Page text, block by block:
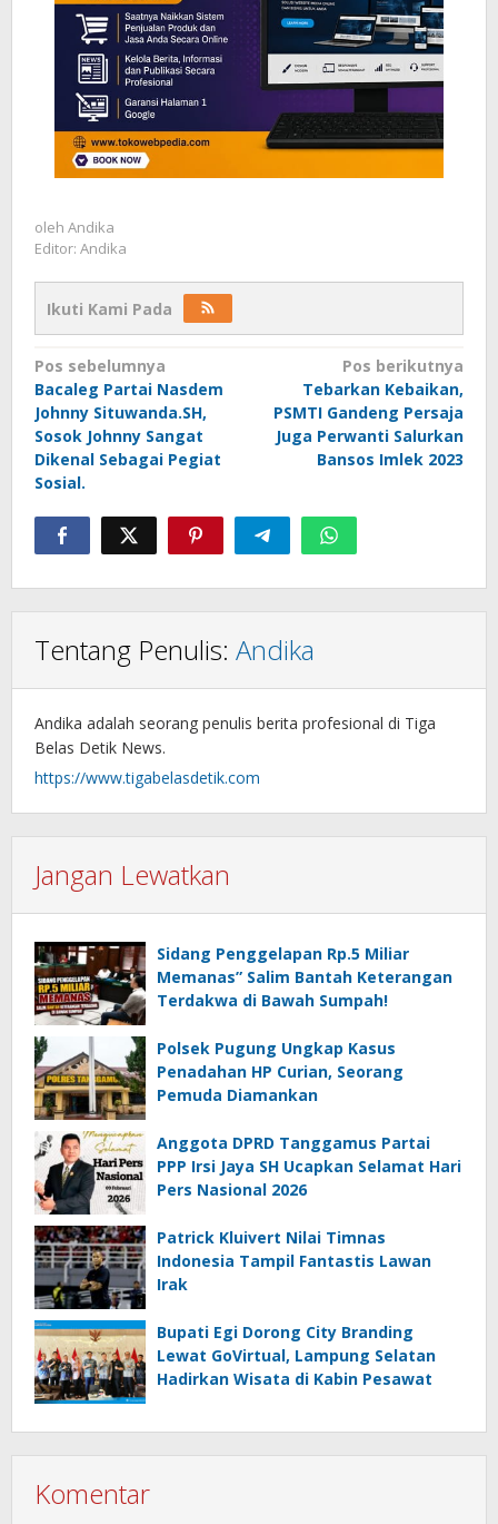
oleh Andika
Editor: Andika
Ikuti Kami Pada
Navigasi
pos
Pos sebelumnya
Bacaleg Partai Nasdem
Johnny Situwanda.SH,
Sosok Johnny Sangat
Dikenal Sebagai Pegiat
Sosial.
Pos berikutnya
Tebarkan Kebaikan,
PSMTI Gandeng Persaja
Juga Perwanti Salurkan
Bansos Imlek 2023
Tentang Penulis: Andika
Andika adalah seorang penulis berita profesional di Tiga
Belas Detik News.
https://www.tigabelasdetik.com
Jangan Lewatkan
Sidang Penggelapan Rp.5 Miliar
Memanas” Salim Bantah Keterangan
Terdakwa di Bawah Sumpah!
Polsek Pugung Ungkap Kasus
Penadahan HP Curian, Seorang
Pemuda Diamankan
Anggota DPRD Tanggamus Partai
PPP Irsi Jaya SH Ucapkan Selamat Hari
Pers Nasional 2026
Patrick Kluivert Nilai Timnas
Indonesia Tampil Fantastis Lawan
Irak
Bupati Egi Dorong City Branding
Lewat GoVirtual, Lampung Selatan
Hadirkan Wisata di Kabin Pesawat
Komentar